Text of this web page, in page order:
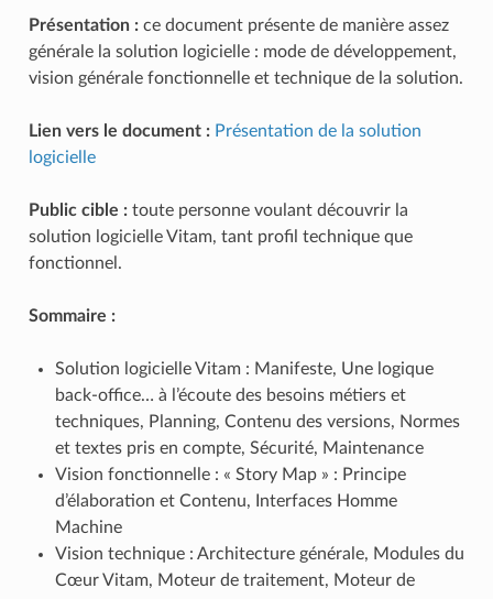
Présentation :ce document présente de manière assez
générale la solution logicielle : mode de développement,
vision générale fonctionnelle et technique de la solution.
Lien vers le document : Présentation de la solution
logicielle
Public cible :toute personne voulant découvrir la
solution logicielle Vitam, tant profil technique que
fonctionnel.
Sommaire :
Solution logicielle Vitam : Manifeste, Une logique
back-office… à l’écoute des besoins métiers et
techniques, Planning, Contenu des versions, Normes
et textes pris en compte, Sécurité, Maintenance
Vision fonctionnelle : « Story Map » : Principe
d’élaboration et Contenu, Interfaces Homme
Machine
Vision technique : Architecture générale, Modules du
Cœur Vitam, Moteur de traitement, Moteur de